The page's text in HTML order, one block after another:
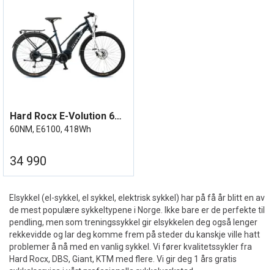
Hard Rocx E-Volution 6XX 16,5'' 2022
60NM, E6100, 418Wh
34 990
Elsykkel (el-sykkel, el sykkel, elektrisk sykkel) har på få år blitt en av
de mest populære sykkeltypene i Norge. Ikke bare er de perfekte til
pendling, men som treningssykkel gir elsykkelen deg også lenger
rekkevidde og lar deg komme frem på steder du kanskje ville hatt
problemer å nå med en vanlig sykkel. Vi fører kvalitetssykler fra
Hard Rocx, DBS, Giant, KTM med flere. Vi gir deg 1 års gratis